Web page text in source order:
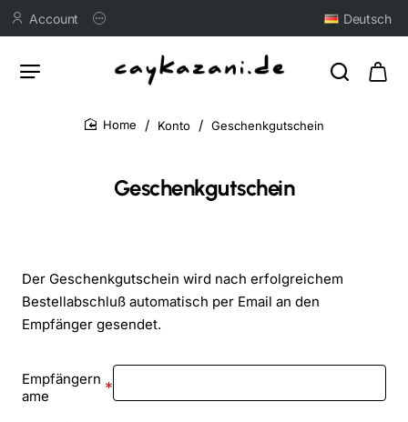
Account Deutsch
Geschenkgutschein
Konto Geschenkgutschein
Der Geschenkgutschein wird nach erfolgreichem
Bestellabschluß automatisch per Email an den
Empfänger gesendet.
Empfängern
ame